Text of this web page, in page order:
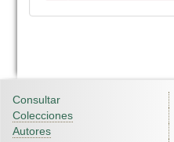
Consultar
Colecciones
Autores